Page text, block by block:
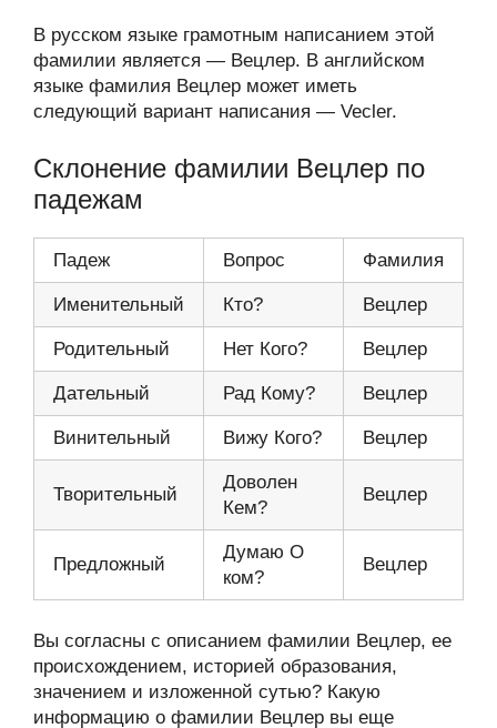
В русском языке грамотным написанием этой
фамилии является — Вецлер. В английском
языке фамилия Вецлер может иметь
следующий вариант написания — Vecler.
Склонение фамилии Вецлер по
падежам
Падеж Вопрос Фамилия
Именительный Кто? Вецлер
Родительный Нет Кого? Вецлер
Дательный Рад Кому? Вецлер
Винительный Вижу Кого? Вецлер
Творительный
Доволен
Кем?
Вецлер
Предложный
Думаю О
ком?
Вецлер
Вы согласны с описанием фамилии Вецлер, ее
происхождением, историей образования,
значением и изложенной сутью? Какую
информацию о фамилии Вецлер вы еще